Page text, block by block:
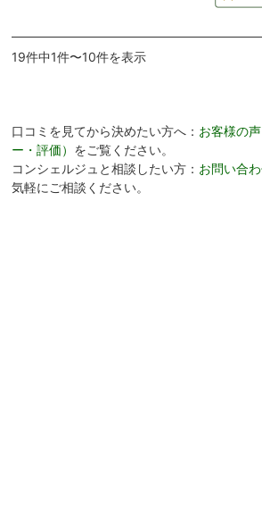
19件中1件〜10件を表示
口コミを見てから決めたい方へ： お客様の
ー・評価） をご覧ください。
コンシェルジュと相談したい方： お問い合
気軽にご相談ください。